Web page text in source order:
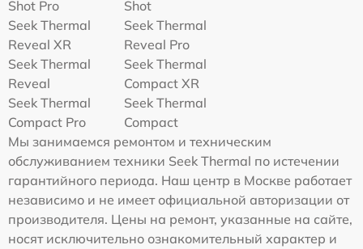
Shot Pro
Shot
Seek Thermal
Reveal XR
Seek Thermal
Reveal Pro
Seek Thermal
Reveal
Seek Thermal
Compact XR
Seek Thermal
Compact Pro
Seek Thermal
Compact
Мы занимаемся ремонтом и техническим
обслуживанием техники Seek Thermal по истечении
гарантийного периода. Наш центр в Москве работает
независимо и не имеет официальной авторизации от
производителя. Цены на ремонт, указанные на сайте,
носят исключительно ознакомительный характер и